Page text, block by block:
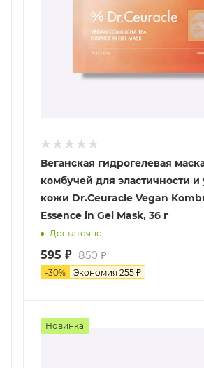
Веганская гидрогелевая
комбучей для эластичности
кожи Dr.Ceuracle Vegan
Essence in Gel Mask, 36 г
Достаточно
595 ₽ 850 ₽
-30% Экономия 255 ₽
Новинка